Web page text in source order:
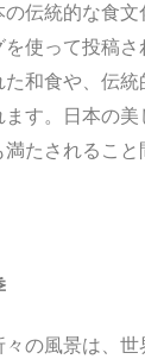
伝統的な食
使って投稿さ
た和食や、伝
ます。日本の
たされること
々の風景は、